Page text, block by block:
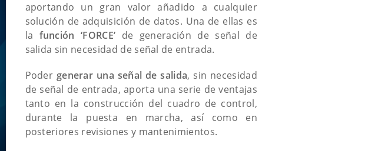
aportando un gran valor añadido a cualquier
solución de adquisición de datos. Una de ellas es
la función ‘FORCE’ de generación de señal de
salida sin necesidad de señal de entrada.
Poder generar una señal de salida, sin necesidad
de señal de entrada, aporta una serie de ventajas
tanto en la construcción del cuadro de control,
durante la puesta en marcha, así como en
posteriores revisiones y mantenimientos.